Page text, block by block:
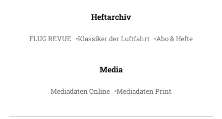
Heftarchiv
FLUG REVUE Klassiker der Luftfahrt Abo & Hefte
Media
Mediadaten Online Mediadaten Print